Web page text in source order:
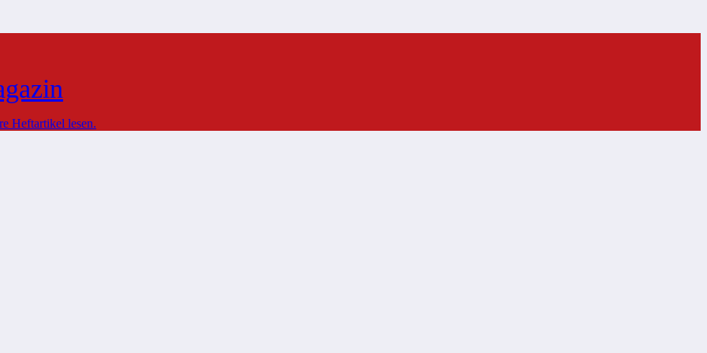
Heftartikel lesen.